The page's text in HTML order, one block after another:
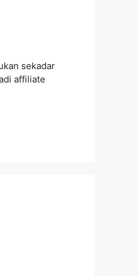
sekadar
affiliate